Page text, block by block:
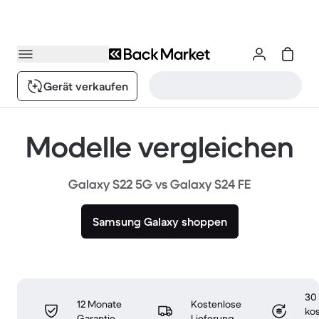
Gerät verkaufen
Modelle vergleichen
Galaxy S22 5G vs Galaxy S24 FE
Samsung Galaxy shoppen
12 Monate
Kostenlose
30